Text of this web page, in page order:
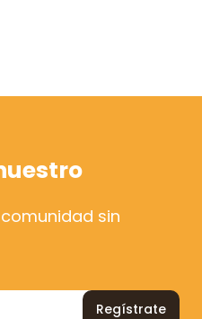
sin
Regístrate